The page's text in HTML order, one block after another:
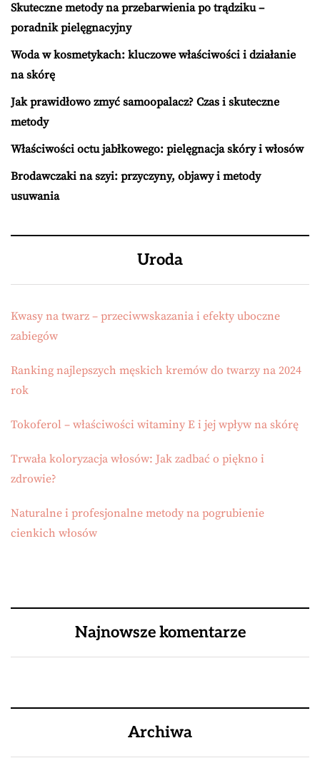
Skuteczne metody na przebarwienia po trądziku –
poradnik pielęgnacyjny
Woda w kosmetykach: kluczowe właściwości i działanie
na skórę
Jak prawidłowo zmyć samoopalacz? Czas i skuteczne
metody
Właściwości octu jabłkowego: pielęgnacja skóry i włosów
Brodawczaki na szyi: przyczyny, objawy i metody
usuwania
Uroda
Kwasy na twarz – przeciwwskazania i efekty uboczne
zabiegów
Ranking najlepszych męskich kremów do twarzy na 2024
rok
Tokoferol – właściwości witaminy E i jej wpływ na skórę
Trwała koloryzacja włosów: Jak zadbać o piękno i
zdrowie?
Naturalne i profesjonalne metody na pogrubienie
cienkich włosów
Najnowsze komentarze
Archiwa